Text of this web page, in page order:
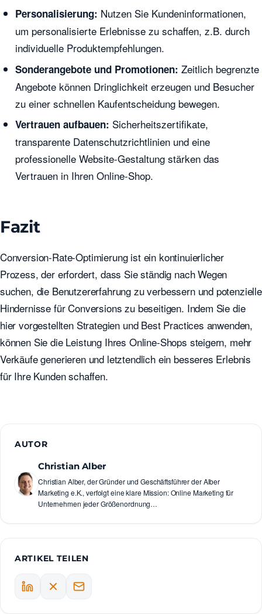
Personalisierung: Nutzen Sie Kundeninformationen,
um personalisierte Erlebnisse zu schaffen, z.B. durch
individuelle Produktempfehlungen.
Sonderangebote und Promotionen: Zeitlich begrenzte
Angebote können Dringlichkeit erzeugen und Besucher
zu einer schnellen Kaufentscheidung bewegen.
Vertrauen aufbauen: Sicherheitszertifikate,
transparente Datenschutzrichtlinien und eine
professionelle Website-Gestaltung stärken das
Vertrauen in Ihren Online-Shop.
Fazit
Conversion-Rate-Optimierung ist ein kontinuierlicher
Prozess, der erfordert, dass Sie ständig nach Wegen
suchen, die Benutzererfahrung zu verbessern und potenzielle
Hindernisse für Conversions zu beseitigen. Indem Sie die
hier vorgestellten Strategien und Best Practices anwenden,
können Sie die Leistung Ihres Online-Shops steigern, mehr
Verkäufe generieren und letztendlich ein besseres Erlebnis
für Ihre Kunden schaffen.
AUTOR
Christian Alber
Christian Alber, der Gründer und Geschäftsführer der Alber
Marketing e.K., verfolgt eine klare Mission: Online Marketing für
Unternehmen jeder Größenordnung…
ARTIKEL TEILEN